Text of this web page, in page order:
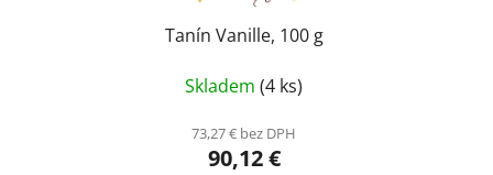
Tanín Vanille, 100 g
Skladem (4 ks)
73,27 € bez DPH
90,12 €